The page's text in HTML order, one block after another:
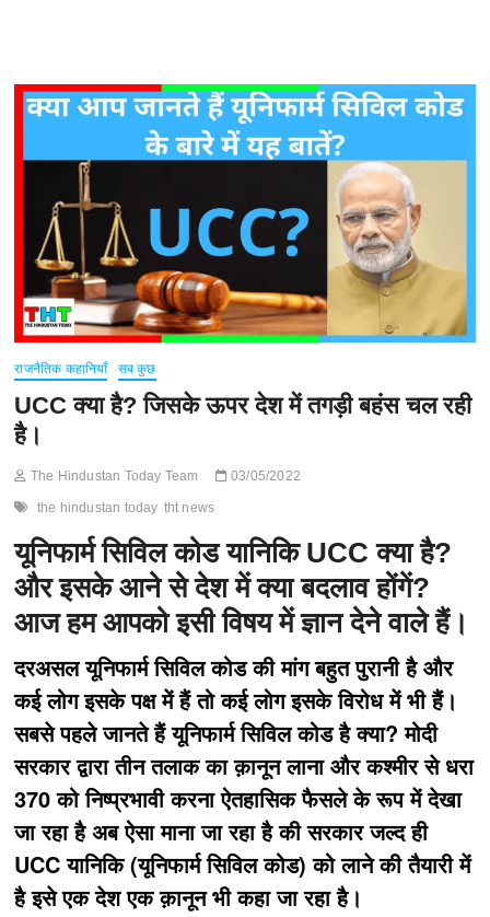
राजनैतिक कहानियाँ सब कुछ
UCC क्या है? जिसके ऊपर देश में तगड़ी बहंस चल रही
है।
The Hindustan Today Team 03/05/2022
the hindustan today tht news
यूनिफार्म सिविल कोड यानिकि UCC क्या है?
और इसके आने से देश में क्या बदलाव होंगें?
आज हम आपको इसी विषय में ज्ञान देने वाले हैं।
दरअसल यूनिफार्म सिविल कोड की मांग बहुत पुरानी है और
कई लोग इसके पक्ष में हैं तो कई लोग इसके विरोध में भी हैं।
सबसे पहले जानते हैं यूनिफार्म सिविल कोड है क्या? मोदी
सरकार द्वारा तीन तलाक का क़ानून लाना और कश्मीर से धरा
370 को निष्प्रभावी करना ऐतहासिक फैसले के रूप में देखा
जा रहा है अब ऐसा माना जा रहा है की सरकार जल्द ही
UCC यानिकि (यूनिफार्म सिविल कोड) को लाने की तैयारी में
है इसे एक देश एक क़ानून भी कहा जा रहा है।